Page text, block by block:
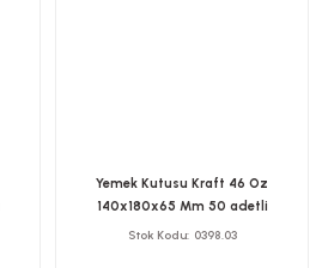
Yemek Kutusu Kraft 46 Oz
140x180x65 Mm 50 adetli
Stok Kodu 0398.03